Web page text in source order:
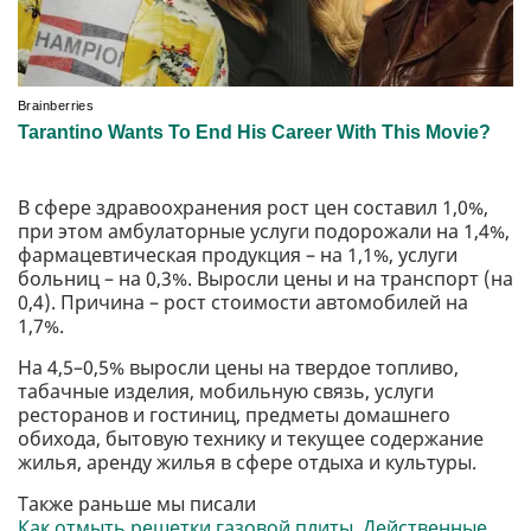
В сфере здравоохранения рост цен составил 1,0%,
при этом амбулаторные услуги подорожали на 1,4%,
фармацевтическая продукция – на 1,1%, услуги
больниц – на 0,3%. Выросли цены и на транспорт (на
0,4). Причина – рост стоимости автомобилей на
1,7%.
На 4,5–0,5% выросли цены на твердое топливо,
табачные изделия, мобильную связь, услуги
ресторанов и гостиниц, предметы домашнего
обихода, бытовую технику и текущее содержание
жилья, аренду жилья в сфере отдыха и культуры.
Также раньше мы писали